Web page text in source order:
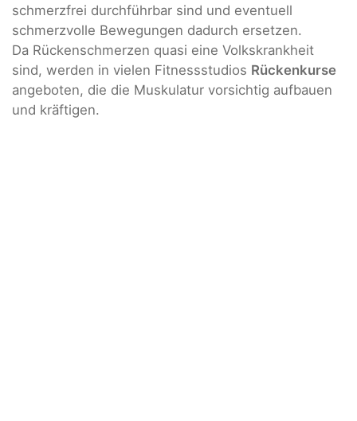
schmerzfrei durchführbar sind und eventuell
schmerzvolle Bewegungen dadurch ersetzen.
Da Rückenschmerzen quasi eine Volkskrankheit
sind, werden in vielen Fitnessstudios Rückenkurse
angeboten, die die Muskulatur vorsichtig aufbauen
und kräftigen.